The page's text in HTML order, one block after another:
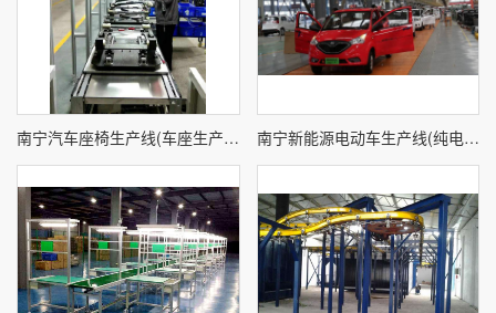
南宁汽车座椅生产线(车座生产线) 南宁新能源电动车生产线(纯电动车装配线)